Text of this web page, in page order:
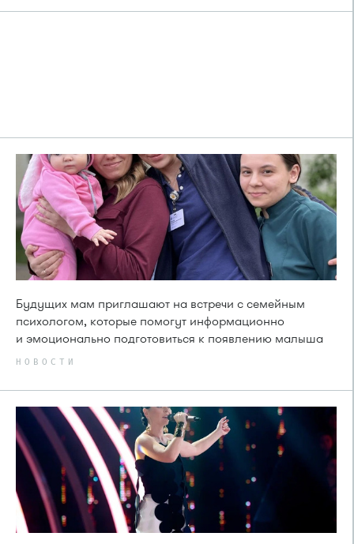
Будущих мам приглашают на встречи с семейным
психологом, которые помогут информационно
и эмоционально подготовиться к появлению малыша
НОВОСТИ